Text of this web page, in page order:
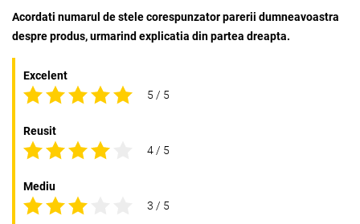
Acordati numarul de stele corespunzator parerii dumneavoastra
despre produs, urmarind explicatia din partea dreapta.
Excelent
5 / 5
Reusit
4 / 5
Mediu
3 / 5